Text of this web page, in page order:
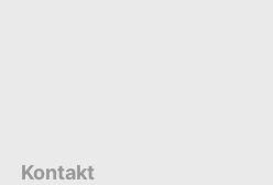
Kontakt